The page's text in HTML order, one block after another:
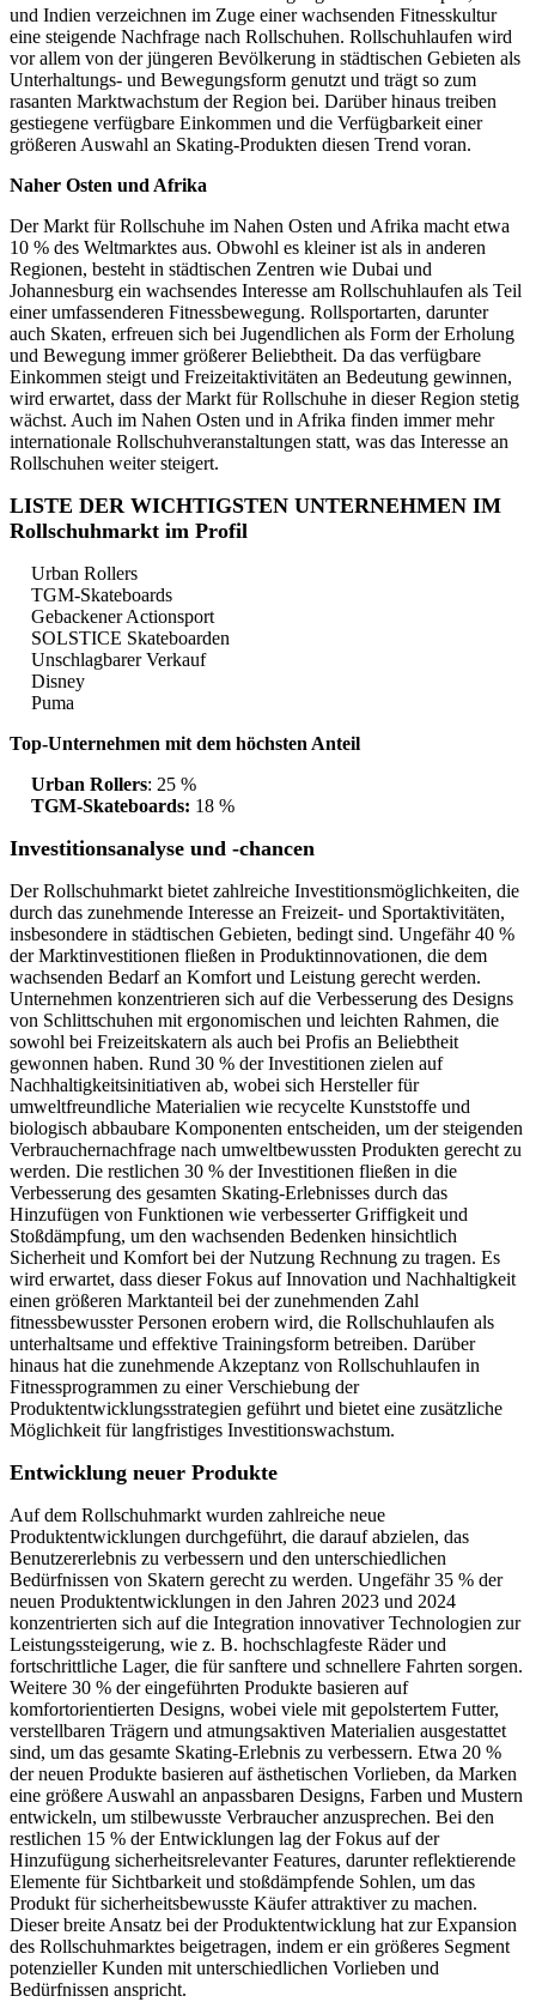
und Indien verzeichnen im Zuge einer wachsenden Fitnesskultur
eine steigende Nachfrage nach Rollschuhen. Rollschuhlaufen wird
vor allem von der jüngeren Bevölkerung in städtischen Gebieten als
Unterhaltungs- und Bewegungsform genutzt und trägt so zum
rasanten Marktwachstum der Region bei. Darüber hinaus treiben
gestiegene verfügbare Einkommen und die Verfügbarkeit einer
größeren Auswahl an Skating-Produkten diesen Trend voran.
Naher Osten und Afrika
Der Markt für Rollschuhe im Nahen Osten und Afrika macht etwa
10 % des Weltmarktes aus. Obwohl es kleiner ist als in anderen
Regionen, besteht in städtischen Zentren wie Dubai und
Johannesburg ein wachsendes Interesse am Rollschuhlaufen als Teil
einer umfassenderen Fitnessbewegung. Rollsportarten, darunter
auch Skaten, erfreuen sich bei Jugendlichen als Form der Erholung
und Bewegung immer größerer Beliebtheit. Da das verfügbare
Einkommen steigt und Freizeitaktivitäten an Bedeutung gewinnen,
wird erwartet, dass der Markt für Rollschuhe in dieser Region stetig
wächst. Auch im Nahen Osten und in Afrika finden immer mehr
internationale Rollschuhveranstaltungen statt, was das Interesse an
Rollschuhen weiter steigert.
LISTE DER WICHTIGSTEN UNTERNEHMEN IM
Rollschuhmarkt im Profil
Urban Rollers
TGM-Skateboards
Gebackener Actionsport
SOLSTICE Skateboarden
Unschlagbarer Verkauf
Disney
Puma
Top-Unternehmen mit dem höchsten Anteil
Urban Rollers: 25 %
TGM-Skateboards: 18 %
Investitionsanalyse und -chancen
Der Rollschuhmarkt bietet zahlreiche Investitionsmöglichkeiten, die
durch das zunehmende Interesse an Freizeit- und Sportaktivitäten,
insbesondere in städtischen Gebieten, bedingt sind. Ungefähr 40 %
der Marktinvestitionen fließen in Produktinnovationen, die dem
wachsenden Bedarf an Komfort und Leistung gerecht werden.
Unternehmen konzentrieren sich auf die Verbesserung des Designs
von Schlittschuhen mit ergonomischen und leichten Rahmen, die
sowohl bei Freizeitskatern als auch bei Profis an Beliebtheit
gewonnen haben. Rund 30 % der Investitionen zielen auf
Nachhaltigkeitsinitiativen ab, wobei sich Hersteller für
umweltfreundliche Materialien wie recycelte Kunststoffe und
biologisch abbaubare Komponenten entscheiden, um der steigenden
Verbrauchernachfrage nach umweltbewussten Produkten gerecht zu
werden. Die restlichen 30 % der Investitionen fließen in die
Verbesserung des gesamten Skating-Erlebnisses durch das
Hinzufügen von Funktionen wie verbesserter Griffigkeit und
Stoßdämpfung, um den wachsenden Bedenken hinsichtlich
Sicherheit und Komfort bei der Nutzung Rechnung zu tragen. Es
wird erwartet, dass dieser Fokus auf Innovation und Nachhaltigkeit
einen größeren Marktanteil bei der zunehmenden Zahl
fitnessbewusster Personen erobern wird, die Rollschuhlaufen als
unterhaltsame und effektive Trainingsform betreiben. Darüber
hinaus hat die zunehmende Akzeptanz von Rollschuhlaufen in
Fitnessprogrammen zu einer Verschiebung der
Produktentwicklungsstrategien geführt und bietet eine zusätzliche
Möglichkeit für langfristiges Investitionswachstum.
Entwicklung neuer Produkte
Auf dem Rollschuhmarkt wurden zahlreiche neue
Produktentwicklungen durchgeführt, die darauf abzielen, das
Benutzererlebnis zu verbessern und den unterschiedlichen
Bedürfnissen von Skatern gerecht zu werden. Ungefähr 35 % der
neuen Produktentwicklungen in den Jahren 2023 und 2024
konzentrierten sich auf die Integration innovativer Technologien zur
Leistungssteigerung, wie z. B. hochschlagfeste Räder und
fortschrittliche Lager, die für sanftere und schnellere Fahrten sorgen.
Weitere 30 % der eingeführten Produkte basieren auf
komfortorientierten Designs, wobei viele mit gepolstertem Futter,
verstellbaren Trägern und atmungsaktiven Materialien ausgestattet
sind, um das gesamte Skating-Erlebnis zu verbessern. Etwa 20 %
der neuen Produkte basieren auf ästhetischen Vorlieben, da Marken
eine größere Auswahl an anpassbaren Designs, Farben und Mustern
entwickeln, um stilbewusste Verbraucher anzusprechen. Bei den
restlichen 15 % der Entwicklungen lag der Fokus auf der
Hinzufügung sicherheitsrelevanter Features, darunter reflektierende
Elemente für Sichtbarkeit und stoßdämpfende Sohlen, um das
Produkt für sicherheitsbewusste Käufer attraktiver zu machen.
Dieser breite Ansatz bei der Produktentwicklung hat zur Expansion
des Rollschuhmarktes beigetragen, indem er ein größeres Segment
potenzieller Kunden mit unterschiedlichen Vorlieben und
Bedürfnissen anspricht.